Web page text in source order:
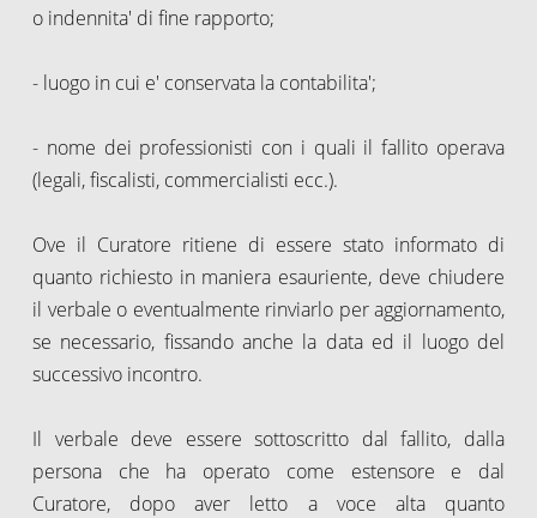
o indennita' di fine rapporto;
- luogo in cui e' conservata la contabilita';
- nome dei professionisti con i quali il fallito operava
(legali, fiscalisti, commercialisti ecc.).
Ove il Curatore ritiene di essere stato informato di
quanto richiesto in maniera esauriente, deve chiudere
il verbale o eventualmente rinviarlo per aggiornamento,
se necessario, fissando anche la data ed il luogo del
successivo incontro.
Il verbale deve essere sottoscritto dal fallito, dalla
persona che ha operato come estensore e dal
Curatore, dopo aver letto a voce alta quanto